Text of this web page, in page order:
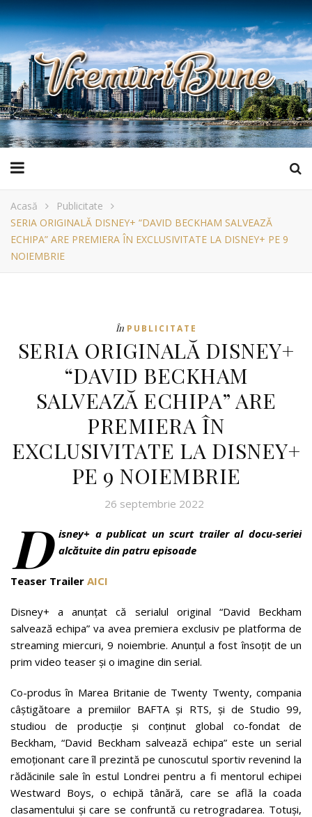
Acasă
Publicitate
SERIA ORIGINALĂ DISNEY+ “DAVID BECKHAM SALVEAZĂ
ECHIPA” ARE PREMIERA ÎN EXCLUSIVITATE LA DISNEY+ PE 9
NOIEMBRIE
În PUBLICITATE
SERIA ORIGINALĂ DISNEY+
“DAVID BECKHAM
SALVEAZĂ ECHIPA” ARE
PREMIERA ÎN
EXCLUSIVITATE LA DISNEY+
PE 9 NOIEMBRIE
26 septembrie 2022
D isney+ a publicat un scurt trailer al docu-seriei
alcătuite din patru episoade
Teaser Trailer AICI
Disney+ a anunțat că serialul original “David Beckham
salvează echipa” va avea premiera exclusiv pe platforma de
streaming miercuri, 9 noiembrie. Anunțul a fost însoțit de un
prim video teaser și o imagine din serial.
Co-produs în Marea Britanie de Twenty Twenty, compania
câștigătoare a premiilor BAFTA și RTS, și de Studio 99,
studiou de producție și conținut global co-fondat de
Beckham, “David Beckham salvează echipa” este un serial
emoționant care îl prezintă pe cunoscutul sportiv revenind la
rădăcinile sale în estul Londrei pentru a fi mentorul echipei
Westward Boys, o echipă tânără, care se află la coada
clasamentului și care se confruntă cu retrogradarea. Totuși,